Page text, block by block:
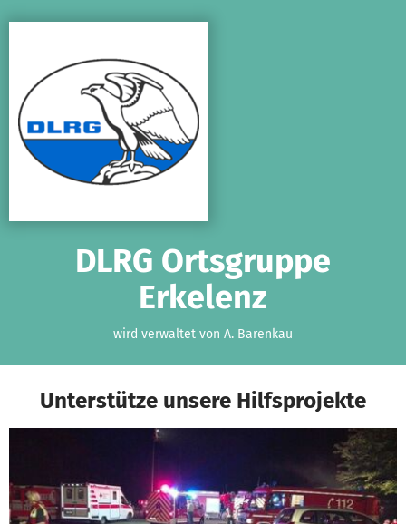
DLRG Ortsgruppe
Erkelenz
wird verwaltet von A. Barenkau
Unterstütze unsere Hilfsprojekte